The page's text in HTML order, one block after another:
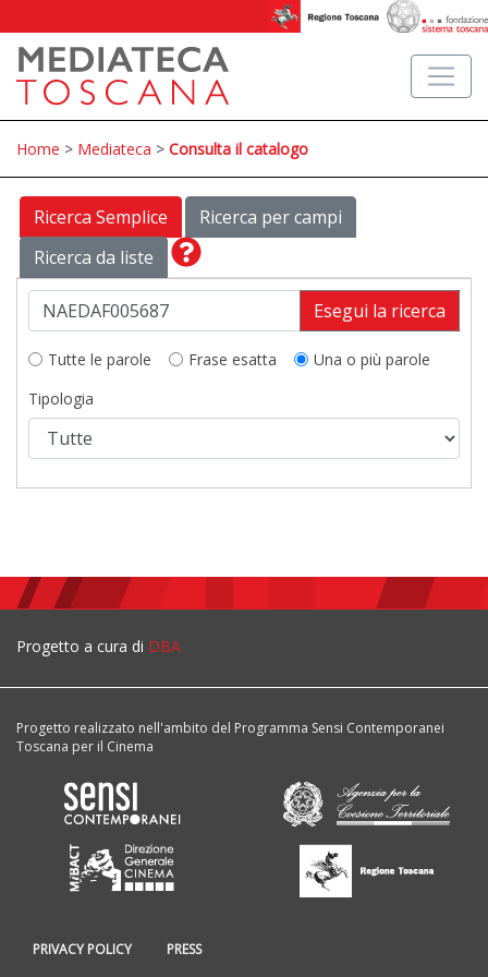
Home > Mediateca > Consulta il catalogo
Ricerca Semplice
Ricerca per campi
Ricerca da liste
Esegui la ricerca
Tutte le parole Frase esatta
Una o più parole
Tipologia
Progetto a cura di DBA
Progetto realizzato nell'ambito del Programma Sensi Contemporanei
Toscana per il Cinema
PRIVACY POLICY PRESS